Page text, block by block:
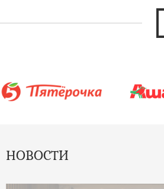
НОВОСТИ